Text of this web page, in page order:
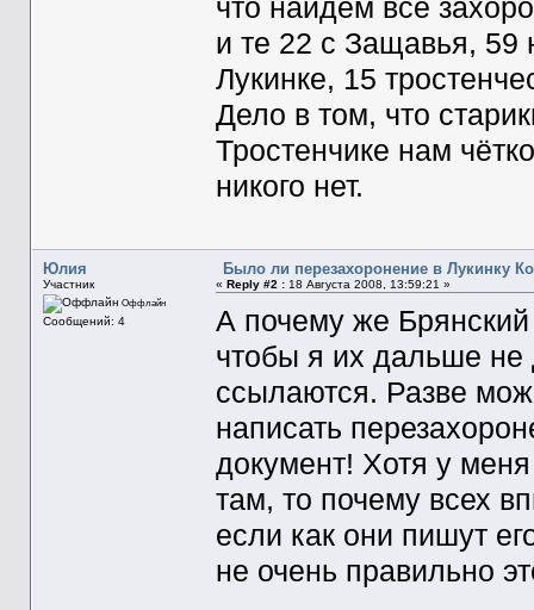
что найдём все
и те 22 с Защавья, 59
Лукинке, 15
Дело в том, что
Тростенчике нам
никого нет.
Юлия
Участник
Оффлайн
Сообщений: 4
Было ли перезахоронение в Лукинку
« Reply #2 :18 Августа 2008, 13:59:21 »
А почему же Брянский
чтобы я их дальше
ссылаются. Разве
написать
документ! Хотя у
там, то почему всех
если как они пишут
не очень правильно